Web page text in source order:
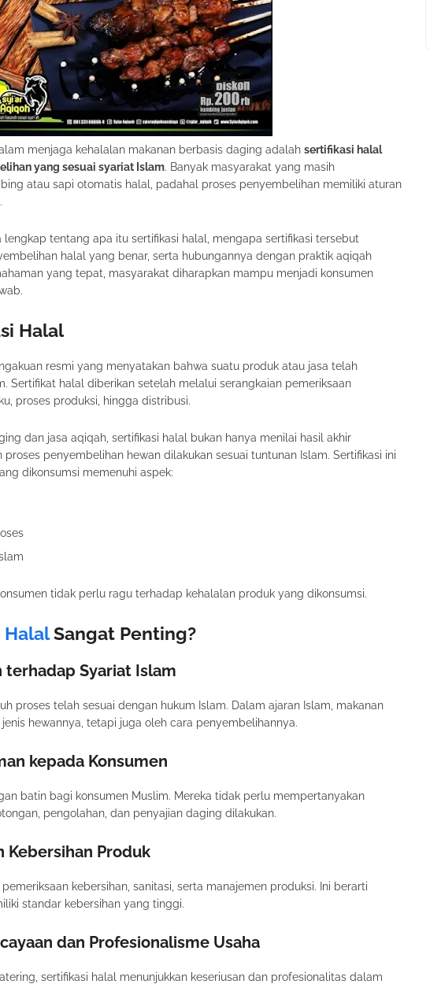
menjaga kehalalan makanan berbasis daging adalah sertifikasi halal
yang sesuai syariat Islam. Banyak masyarakat yang masih
atau sapi otomatis halal, padahal proses penyembelihan memiliki aturan
tentang apa itu sertifikasi halal, mengapa sertifikasi tersebut
halal yang benar, serta hubungannya dengan praktik aqiqah
yang tepat, masyarakat diharapkan mampu menjadi konsumen
Halal
resmi yang menyatakan bahwa suatu produk atau jasa telah
Sertifikat halal diberikan setelah melalui serangkaian pemeriksaan
proses produksi, hingga distribusi.
dan jasa aqiqah, sertifikasi halal bukan hanya menilai hasil akhir
penyembelihan hewan dilakukan sesuai tuntunan Islam. Sertifikasi ini
dikonsumsi memenuhi aspek:
tidak perlu ragu terhadap kehalalan produk yang dikonsumsi.
Sangat Penting?
terhadap Syariat Islam
proses telah sesuai dengan hukum Islam. Dalam ajaran Islam, makanan
hewannya, tetapi juga oleh cara penyembelihannya.
kepada Konsumen
batin bagi konsumen Muslim. Mereka tidak perlu mempertanyakan
pengolahan, dan penyajian daging dilakukan.
Kebersihan Produk
kebersihan, sanitasi, serta manajemen produksi. Ini berarti
standar kebersihan yang tinggi.
dan Profesionalisme Usaha
sertifikasi halal menunjukkan keseriusan dan profesionalitas dalam